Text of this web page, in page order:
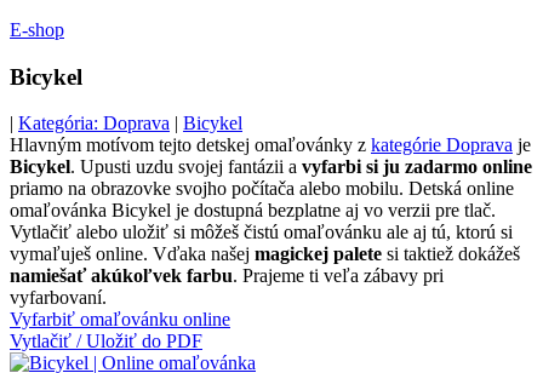
E-shop
Bicykel
| Kategória: Doprava | Bicykel
Hlavným motívom tejto detskej omaľovánky z kategórie Doprava je
Bicykel. Upusti uzdu svojej fantázii a vyfarbi si ju zadarmo online
priamo na obrazovke svojho počítača alebo mobilu. Detská online
omaľovánka Bicykel je dostupná bezplatne aj vo verzii pre tlač.
Vytlačiť alebo uložiť si môžeš čistú omaľovánku ale aj tú, ktorú si
vymaľuješ online. Vďaka našej magickej palete si taktiež dokážeš
namiešať akúkoľvek farbu. Prajeme ti veľa zábavy pri
vyfarbovaní.
Vyfarbiť omaľovánku online
Vytlačiť / Uložiť do PDF